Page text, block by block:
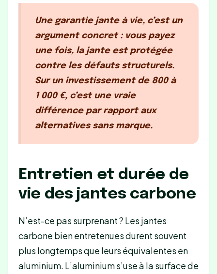
Une garantie jante à vie, c’est un
argument concret : vous payez
une fois, la jante est protégée
contre les défauts structurels.
Sur un investissement de 800 à
1 000 €, c’est une vraie
différence par rapport aux
alternatives sans marque.
Entretien et durée de
vie des jantes carbone
N’est-ce pas surprenant ? Les jantes
carbone bien entretenues durent souvent
plus longtemps que leurs équivalentes en
aluminium. L’aluminium s’use à la surface de